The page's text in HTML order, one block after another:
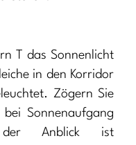
T das Sonnenlicht
in den Korridor
Zögern Sie
Sonnenaufgang
Anblick ist